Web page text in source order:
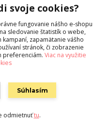
Eshop-rychlo.sk
svoje cookies?
fungovanie nášho e-shopu
sledovanie štatistík o webe,
zapamätanie vášho
stránok, či zobrazenie
preferenciám. Viac na využitie
Súhlasím
odmietnuťtu.